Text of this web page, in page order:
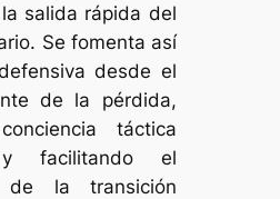
salida rápida del
Se fomenta así
desde el
de la pérdida,
táctica
y facilitando el
de la transición